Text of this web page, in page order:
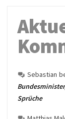
Sebastian
Sprüche